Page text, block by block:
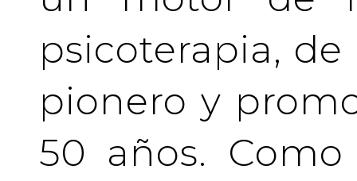
psicoterapia,
pionero y
50 años.